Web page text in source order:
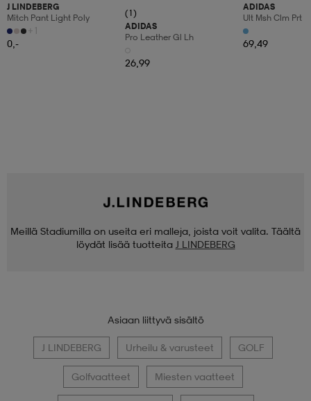
J LINDEBERG
Mitch Pant Light Poly
+1
0,-
(1)
ADIDAS
Pro Leather Gl Lh
26,99
ADIDAS
Ult Msh Clm Prt
69,49
Meillä Stadiumilla on useita eri malleja, joista voit valita. Täältä
löydät lisää tuotteita J LINDEBERG
Asiaan liittyvä sisältö
J LINDEBERG Urheilu & varusteet GOLF
Golfvaatteet Miesten vaatteet